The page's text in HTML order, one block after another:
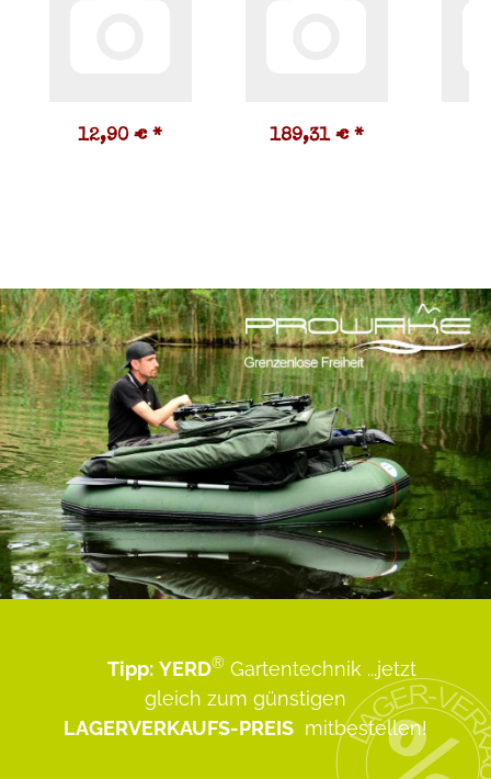
12,90 € * 189,31 € *
Tipp: YERD® Gartentechnik ...jetzt
gleich zum günstigen
LAGERVERKAUFS-PREIS mitbestellen!